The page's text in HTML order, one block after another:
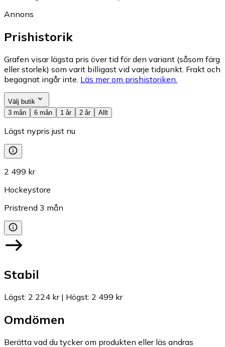
Annons
Prishistorik
Grafen visar lägsta pris över tid för den variant (såsom färg
eller storlek) som varit billigast vid varje tidpunkt. Frakt och
begagnat ingår inte. Läs mer om prishistoriken.
Välj butik
3 mån
6 mån 1 år 2 år Allt
Lägst nypris just nu
2 499 kr
Hockeystore
Pristrend 3 mån
Stabil
Lägst: 2 224 kr| Högst: 2 499 kr
Omdömen
Berätta vad du tycker om produkten eller läs andras